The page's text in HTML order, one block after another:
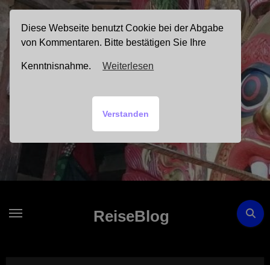
Zum
Inhalt
springen
ReiseBlog
Diese Webseite benutzt Cookie bei der Abgabe
von Kommentaren. Bitte bestätigen Sie Ihre
Kenntnisnahme. Weiterlesen
Verstanden